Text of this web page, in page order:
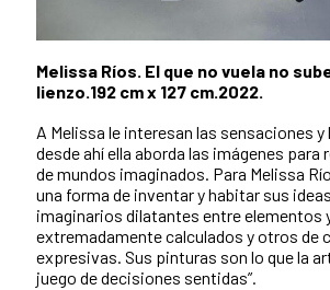
Melissa Ríos. El que no vuela no
lienzo.192 cm x 127 cm.2022.
A Melissa le interesan las sensaciones
desde ahí ella aborda las imágenes para
de mundos imaginados. Para Melissa
una forma de inventar y habitar sus
imaginarios dilatantes entre elementos
extremadamente calculados y otros de
expresivas. Sus pinturas son lo que la
juego de decisiones sentidas”.